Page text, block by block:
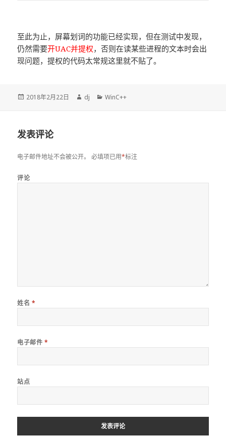
至此为止，屏幕划词的功能已经实现，但在测试中发现，
仍然需要开UAC并提权，否则在读某些进程的文本时会出
现问题，提权的代码太常规这里就不贴了。
发
2018年2月22日
作
dj
分
WinC++
发表评论
电子邮件地址不会被公开。 必填项已用*标注
评论
姓名 *
电子邮件 *
站点